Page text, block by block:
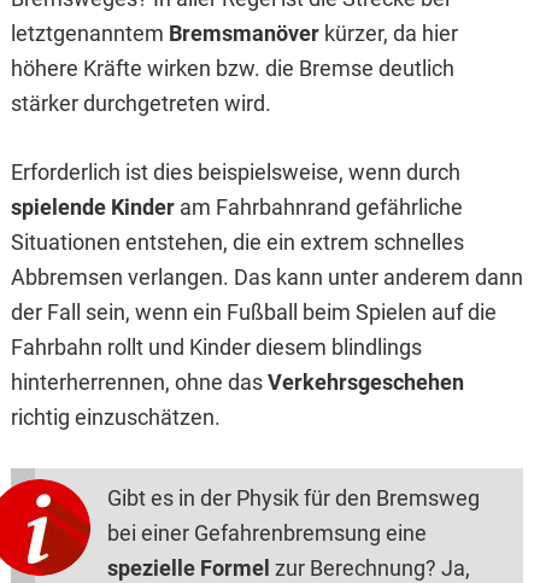
letztgenanntem Bremsmanöverkürzer, da hier
höhere Kräfte wirken bzw. die Bremse deutlich
stärker durchgetreten wird.
Erforderlich ist dies beispielsweise, wenn durch
spielende Kinderam Fahrbahnrand gefährliche
Situationen entstehen, die ein extrem schnelles
Abbremsen verlangen. Das kann unter anderem dann
der Fall sein, wenn ein Fußball beim Spielen auf die
Fahrbahn rollt und Kinder diesem blindlings
hinterherrennen, ohne dasVerkehrsgeschehen
richtig einzuschätzen.
Gibt es in der Physik für den Bremsweg
bei einer Gefahrenbremsung eine
spezielle Formel zur Berechnung? Ja,